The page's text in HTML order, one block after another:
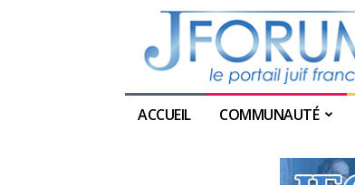
ACCUEIL COMMUNAUTÉ